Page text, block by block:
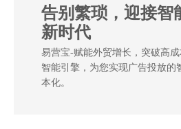
告别繁琐，迎接智
新时代
易营宝-赋能外贸增长，突破高
智能引擎，为您实现广告投放的
本化。